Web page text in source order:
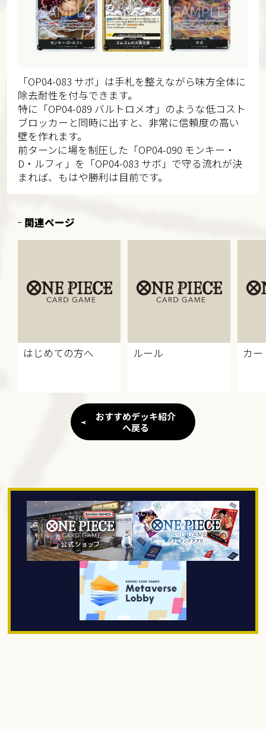
「OP04-083 サボ」は手札を整えながら味方全体に
除去耐性を付与できます。
特に「OP04-089 バルトロメオ」のような低コスト
ブロッカーと同時に出すと、非常に信頼度の高い
壁を作れます。
前ターンに場を制圧した「OP04-090 モンキー・
D・ルフィ」を「OP04-083 サボ」で守る流れが決
まれば、もはや勝利は目前です。
関連ページ
はじめての方へ ルール カ
おすすめデッキ紹介
へ戻る